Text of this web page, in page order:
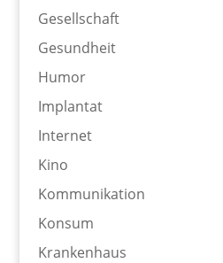
Gesellschaft
Gesundheit
Humor
Implantat
Internet
Kino
Kommunikation
Konsum
Krankenhaus